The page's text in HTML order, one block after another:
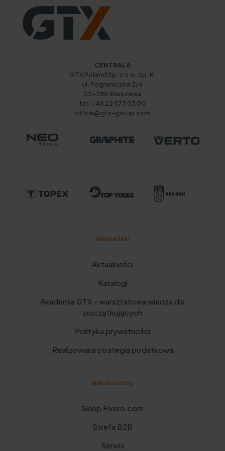
CENTRALA
GTX Poland Sp. z o.o. Sp. K.
ul. Pograniczna 2/4
02-285 Warszawa
tel. +48 22 573 03 00
office@gtx-group.com
Ważne linki
Aktualności
Katalogi
Akademia GTX – warsztatowa wiedza dla
początkujących
Polityka prywatności
Realizowana strategia podatkowa
Nasze strony
Sklep Fixero.com
Strefa B2B
Serwis